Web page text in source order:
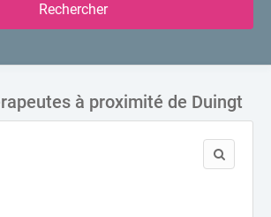
Rechercher
à proximité de Duingt